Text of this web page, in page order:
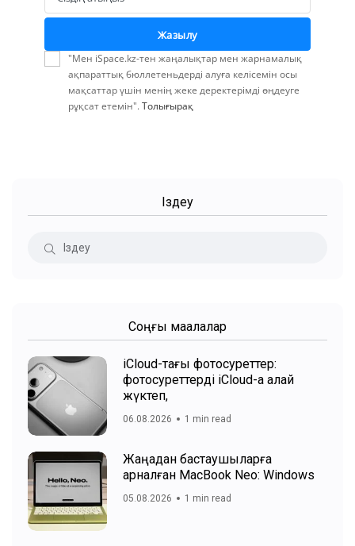
Name
Жазылу
"Мен iSpace.kz-тен жаңалықтар мен жарнамалық
ақпараттық бюллетеньдерді алуға келісемін осы
мақсаттар үшін менің жеке деректерімді өңдеуге
рұқсат етемін".Толығырақ
Іздеу
Соңғы мақалалар
iCloud-тағы фотосуреттер:
фотосуреттерді iCloud-қа қалай
жүктеп,
06.08.2026 1 min read
Жаңадан бастаушыларға
арналған MacBook Neo: Windows
05.08.2026 1 min read